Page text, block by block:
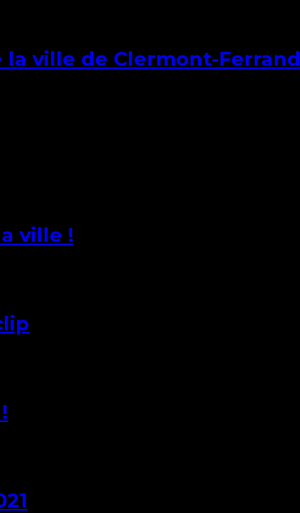
ville de Clermont-Ferrand
ville !